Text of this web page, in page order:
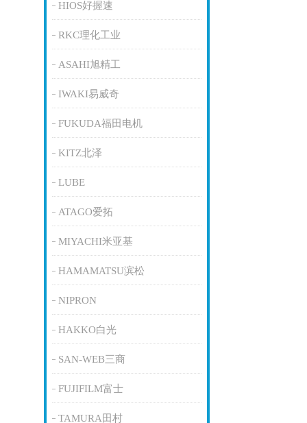
HIOS好握速
RKC理化工业
ASAHI旭精工
IWAKI易威奇
FUKUDA福田电机
KITZ北泽
LUBE
ATAGO爱拓
MIYACHI米亚基
HAMAMATSU滨松
NIPRON
HAKKO白光
SAN-WEB三商
FUJIFILM富士
TAMURA田村